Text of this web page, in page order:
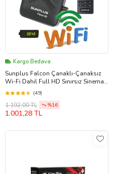
Kargo Bedava
Sunplus Falcon Çanaklı-Çanaksız
Wi-Fi Dahil Full HD Sınırsız Sinema
Paketli Uydu Alıcısı
(49)
1.192,00 TL %16
1.001,28 TL